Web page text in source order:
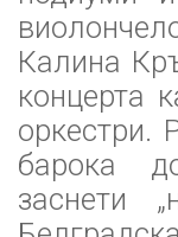
Калина
концерта
оркестри.
барока
заснети